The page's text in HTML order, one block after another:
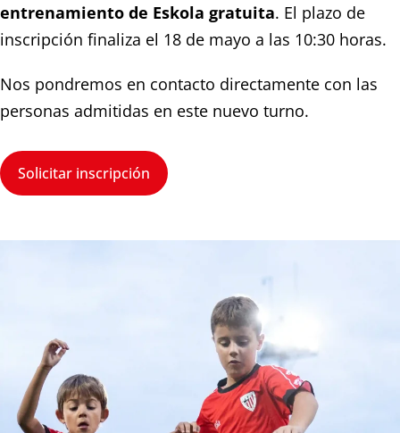
entrenamiento de Eskola gratuita. El plazo de
inscripción finaliza el 18 de mayo a las 10:30 horas.
Nos pondremos en contacto directamente con las
personas admitidas en este nuevo turno.
Solicitar inscripción